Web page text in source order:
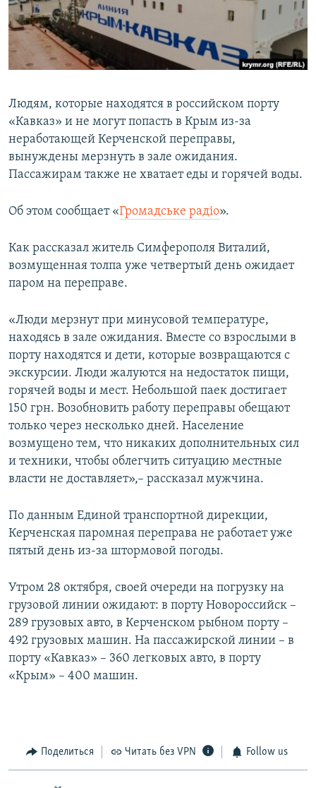
ПОБЕДИТЕЛЕЙ НЕ СУДЯТ?
КРЫМ.НЕПОКОРЕННЫЙ
ELIFBE
ПРИСОЕДИНЯЙТЕСЬ!
Все сайты RFE/RL
Людям, которые находятся в российском порту
«Кавказ» и не могут попасть в Крым из-за
неработающей Керченской переправы,
вынуждены мерзнуть в зале ожидания.
Пассажирам также не хватает еды и горячей воды.
Об этом сообщает «Громадське радiо».
Как рассказал житель Симферополя Виталий,
возмущенная толпа уже четвертый день ожидает
паром на переправе.
«Люди мерзнут при минусовой температуре,
находясь в зале ожидания. Вместе со взрослыми в
порту находятся и дети, которые возвращаются с
экскурсии. Люди жалуются на недостаток пищи,
горячей воды и мест. Небольшой паек достигает
150 грн. Возобновить работу переправы обещают
только через несколько дней. Население
возмущено тем, что никаких дополнительных сил
и техники, чтобы облегчить ситуацию местные
власти не доставляет»,– рассказал мужчина.
По данным Единой транспортной дирекции,
Керченская паромная переправа не работает уже
пятый день из-за штормовой погоды.
Утром 28 октября, своей очереди на погрузку на
грузовой линии ожидают: в порту Новороссийск –
289 грузовых авто, в Керченском рыбном порту –
492 грузовых машин. На пассажирской линии – в
порту «Кавказ» – 360 легковых авто, в порту
«Крым» – 400 машин.
Поделиться Читать без VPN Follow us